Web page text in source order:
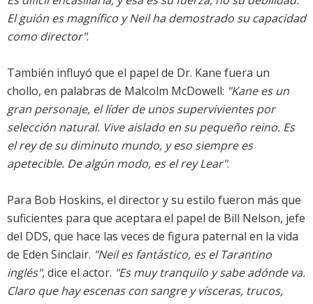
El guión es magnífico y Neil ha demostrado su capacidad
como director".
También influyó que el papel de Dr. Kane fuera un
chollo, en palabras de Malcolm McDowell: "Kane es un
gran personaje, el líder de unos supervivientes por
selección natural. Vive aislado en su pequeño reino. Es
el rey de su diminuto mundo, y eso siempre es
apetecible. De algún modo, es el rey Lear".
Para Bob Hoskins, el director y su estilo fueron más que
suficientes para que aceptara el papel de Bill Nelson, jefe
del DDS, que hace las veces de figura paternal en la vida
de Eden Sinclair. "Neil es fantástico, es el Tarantino
inglés", dice el actor. "Es muy tranquilo y sabe adónde va.
Claro que hay escenas con sangre y vísceras, trucos,